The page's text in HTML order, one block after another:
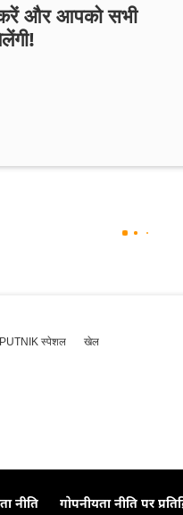
और आपको सभी
स्पेशल खेल
नीति गोपनीयता नीति पर